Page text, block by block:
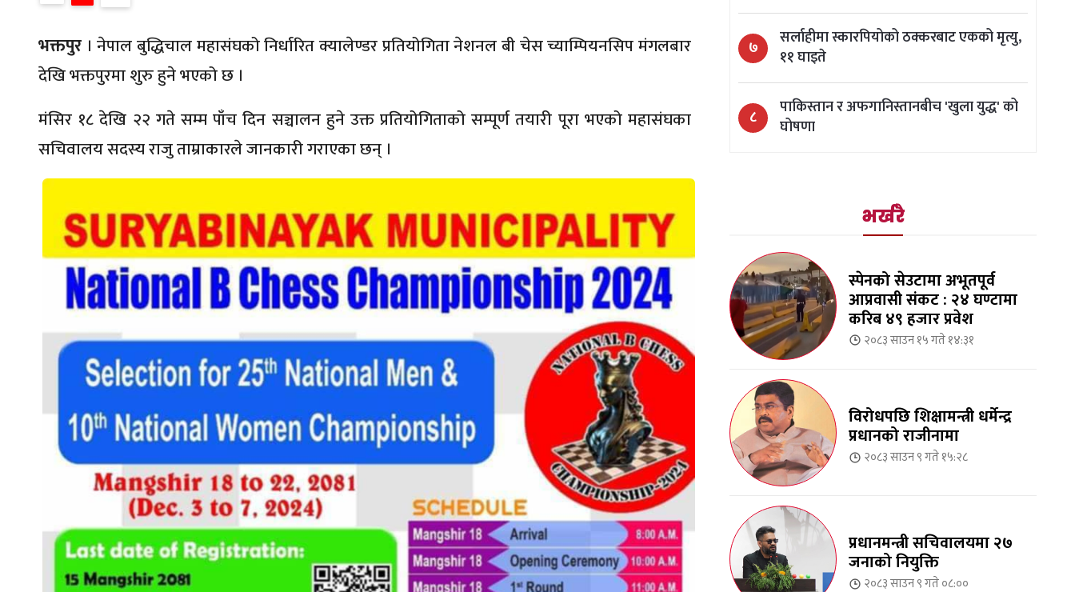
भक्तपुर । नेपाल बुद्धिचाल महासंघको निर्धारित क्यालेण्डर प्रतियोगिता नेशनल बी चेस च्याम्पियनसिप मंगलबार
देखि भक्तपुरमा शुरु हुने भएको छ ।
मंसिर १८ देखि २२ गते सम्म पाँच दिन सञ्चालन हुने उक्त प्रतियोगिताको सम्पूर्ण तयारी पूरा भएको महासंघका
सचिवालय सदस्य राजु ताम्राकारले जानकारी गराएका छन् ।
७
​सर्लाहीमा स्कारपियोको ठक्करबाट एकको मृत्यु,
११ घाइते
८
पाकिस्तान र अफगानिस्तानबीच 'खुला युद्ध' को
घोषणा
भर्खरै
स्पेनको सेउटामा अभूतपूर्व
आप्रवासी संकट : २४ घण्टामा
करिब ४९ हजार प्रवेश
२०८३ साउन १५ गते १४:३१
विरोधपछि शिक्षामन्त्री धर्मेन्द्र
प्रधानको राजीनामा
२०८३ साउन ९ गते १५:२८
प्रधानमन्त्री सचिवालयमा २७
जनाको नियुक्ति
२०८३ साउन ९ गते ०८:००